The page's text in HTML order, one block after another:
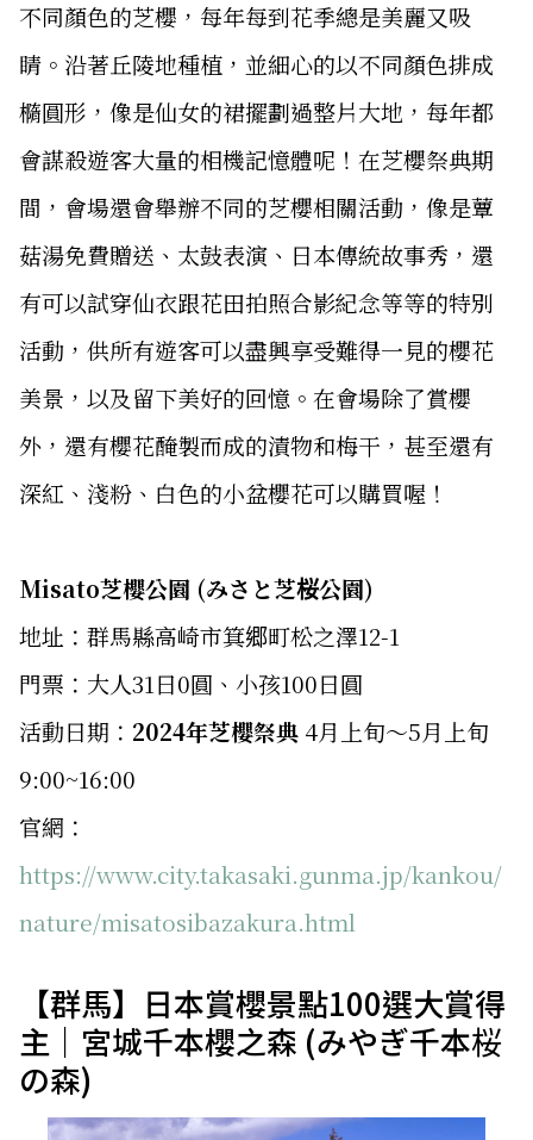
不同顏色的芝櫻，每年每到花季總是美麗又吸
睛。沿著丘陵地種植，並細心的以不同顏色排成
橢圓形，像是仙女的裙擺劃過整片大地，每年都
會謀殺遊客大量的相機記憶體呢！在芝櫻祭典期
間，會場還會舉辦不同的芝櫻相關活動，像是蕈
菇湯免費贈送、太鼓表演、日本傳統故事秀，還
有可以試穿仙衣跟花田拍照合影紀念等等的特別
活動，供所有遊客可以盡興享受難得一見的櫻花
美景，以及留下美好的回憶。在會場除了賞櫻
外，還有櫻花醃製而成的漬物和梅干，甚至還有
深紅、淺粉、白色的小盆櫻花可以購買喔！
Misato芝櫻公園 (みさと芝桜公園)
地址：群馬縣高崎市箕郷町松之澤12-1
門票：大人31日0圓、小孩100日圓
活動日期： 2024年芝櫻祭典 4月上旬～5月上旬
9:00~16:00
官網：
https://www.city.takasaki.gunma.jp/kankou/
nature/misatosibazakura.html
【群馬】日本賞櫻景點100選大賞得
主｜宮城千本櫻之森 (みやぎ千本桜
の森)